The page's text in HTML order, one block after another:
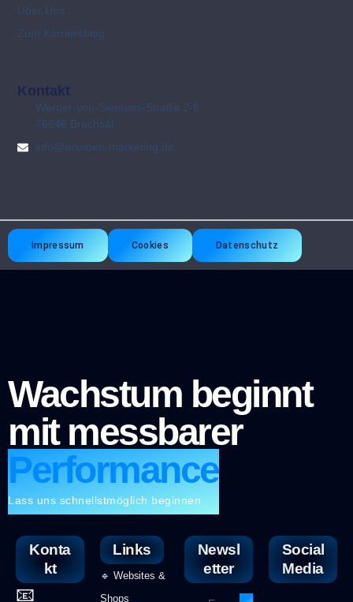
Kontakt
Werner-von-Siemens-Straße 2-6
76646 Bruchsal
info@acumen-marketing.de
Über Uns
Zum Karriereblog
Impressum Cookies Datenschutz
Wachstum beginnt
mit messbarer
Performance
Lass uns schnellstmöglich beginnen
Konta
kt
📧
Links
🔹 Websites &
Shops
Newsl
etter
Social
Media